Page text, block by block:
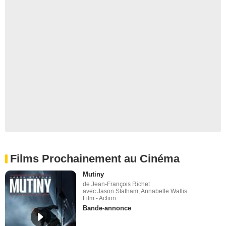
Films Prochainement au Cinéma
Mutiny
de Jean-François Richet
avec Jason Statham, Annabelle Wallis
Film - Action
Bande-annonce